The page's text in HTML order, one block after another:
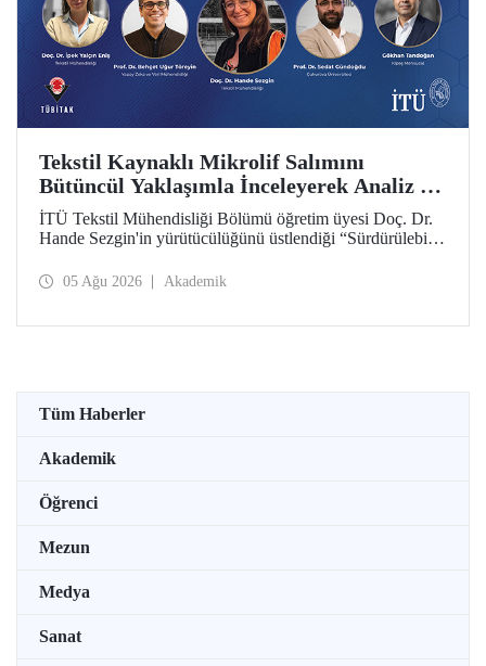
Tekstil Kaynaklı Mikrolif Salımını
Bütüncül Yaklaşımla İnceleyerek Analiz ve
Azaltım Stratejileri Geliştirecek Projeye
TÜBİTAK Desteği
İTÜ Tekstil Mühendisliği Bölümü öğretim üyesi Doç. Dr.
Hande Sezgin'in yürütücülüğünü üstlendiği “Sürdürülebilir
Koşullarına Bağlı Mikrolif Salımı: Aşınma, UV Maruziyeti
05 Ağu 2026 Akademik
Tüm Haberler
Akademik
Öğrenci
Mezun
Medya
Sanat